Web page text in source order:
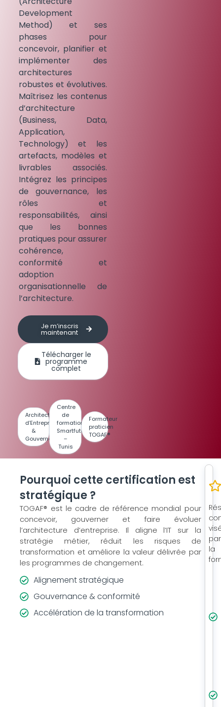
Development
Method) et ses
phases pour
concevoir, planifier et
implémenter des
architectures
robustes et évolutives.
Maîtrisez les contenus
d’architecture
(Business, Data,
Application,
Technology) et les
artefacts, modèles et
livrables associés.
Intégrez les principes
de gouvernance, les
rôles et
responsabilités, ainsi
que les bonnes
pratiques pour assurer
cohérence,
conformité et
adoption
organisationnelle de
l’architecture.
Je m’inscris
maintenant
Télécharger le
programme
complet
Architecture
d’Entreprise
&
Gouvernance
Centre
de
formation
Smartfuture
–
Tunis
Formateur
praticien
TOGAF®
Pourquoi cette certification est
stratégique ?
TOGAF® est le cadre de référence mondial pour
concevoir, gouverner et faire évoluer
l’architecture d’entreprise. Il aligne l’IT sur la
stratégie métier, réduit les risques de
transformation et améliore la valeur délivrée par
les programmes de changement.
Alignement stratégique
Gouvernance & conformité
Accélération de la transformation
par
la